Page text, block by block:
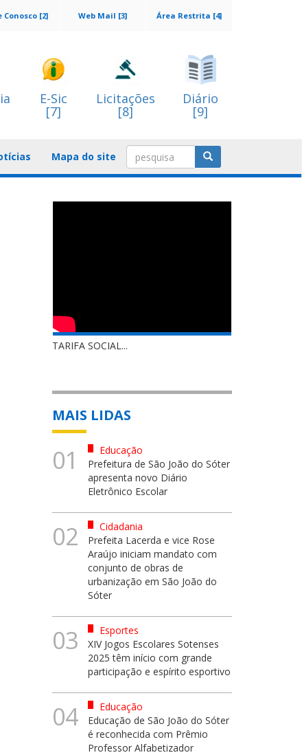
Área Restrita [4]
Web Mail [3]
Conosco [2]
E-Sic
[7]
Licitações
[8]
Diário
[9]
Mapa do site
TARIFA SOCIAL...
MAIS LIDAS
01
Educação
Prefeitura de São João do Sóter
apresenta novo Diário
Eletrônico Escolar
02
Cidadania
Prefeita Lacerda e vice Rose
Araújo iniciam mandato com
conjunto de obras de
urbanização em São João do
Sóter
03
Esportes
XIV Jogos Escolares Sotenses
2025 têm início com grande
participação e espírito esportivo
04
Educação
Educação de São João do Sóter
é reconhecida com Prêmio
Professor Alfabetizador